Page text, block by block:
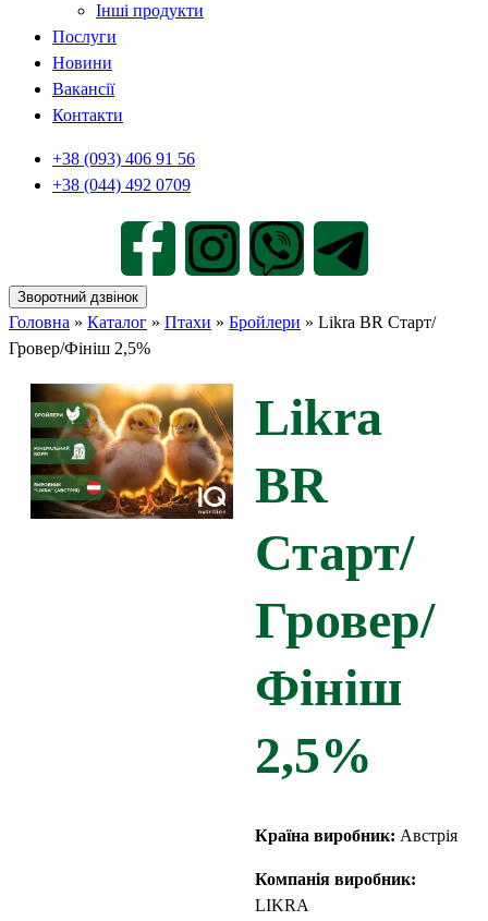
Інші продукти
Послуги
Новини
Вакансії
Контакти
+38 (093) 406 91 56
+38 (044) 492 0709
Зворотний дзвінок
Головна » Каталог » Птахи » Бройлери » Likra BR Старт/
Гровер/Фініш 2,5%
Likra
BR
Старт/
Гровер/
Фініш
2,5%
Країна виробник: Австрія
Компанія виробник:
LIKRA